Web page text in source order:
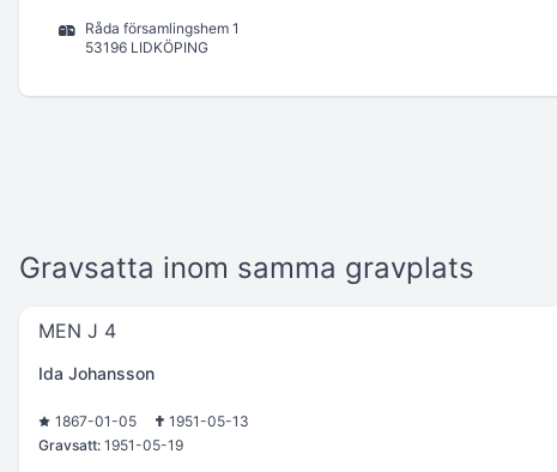
Råda församlingshem 1
53196 LIDKÖPING
Gravsatta inom samma gravplats
MEN J 4
Ida Johansson
1867-01-05
1951-05-13
Gravsatt: 1951-05-19